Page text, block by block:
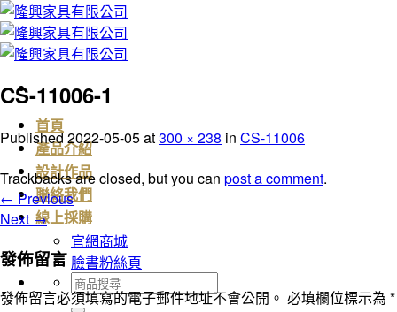
Skip
to
content
首頁
產品介紹
設計作品
聯絡我們
線上採購
官網商城
臉書粉絲頁
搜
尋
CS-11006-1
Published2022-05-05at300 × 238 in CS-11006
Trackbacks are closed, but you can post a comment.
← Previous
Next →
發佈留言
發佈留言必須填寫的電子郵件地址不會公開。 必填欄位標示為 *